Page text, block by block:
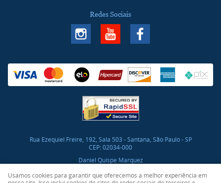
Redes Sociais
Rua Ezequiel Freire, 192, Sala 503 -Santana, São Paulo-SP
CEP: 02034-000
Daniel Quispe Marquez
Usamos cookies para garantir que oferecemos a melhor experiência em